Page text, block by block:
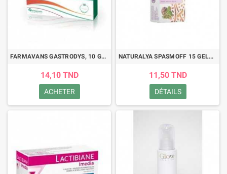
FARMAVANS GASTRODYS, 10 Gélules
14,10 TND
ACHETER
NATURALYA SPASMOFF 15 GELULES
11,50 TND
DÉTAILS